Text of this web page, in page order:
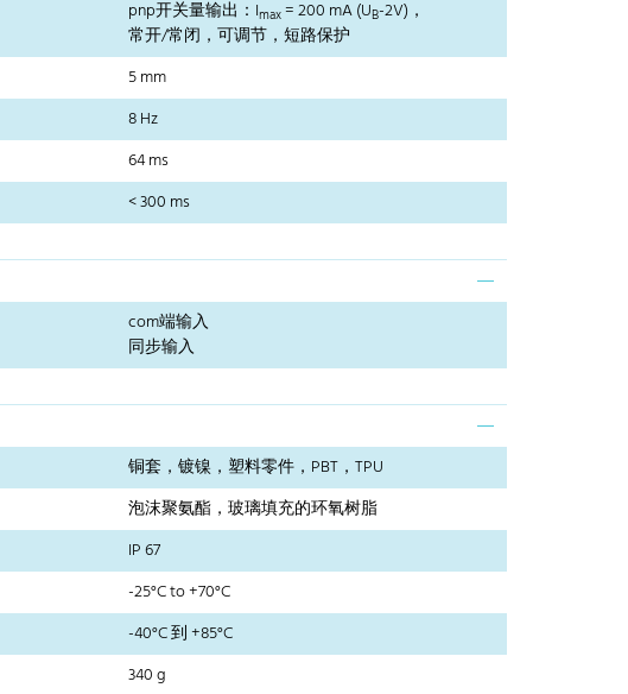
pnp开关量输出：Imax= 200 mA (UB-2V)，
常开/常闭，可调节，短路保护
5 mm
8 Hz
64 ms
< 300 ms
com端输入
同步输入
铜套，镀镍，塑料零件，PBT，TPU
泡沫聚氨酯，玻璃填充的环氧树脂
IP 67
-25°C to +70°C
-40°C 到 +85°C
340 g